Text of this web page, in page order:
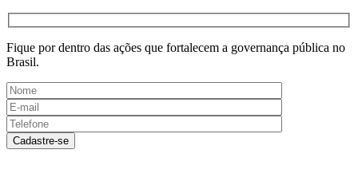
Fique por dentro das ações que fortalecem a governança pública no
Brasil.